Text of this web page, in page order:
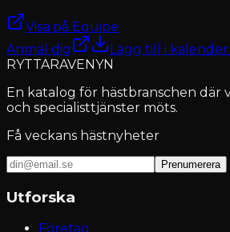
Visa på Equipe
Anmäl dig
Lägg till i kalender
RYTTARAVENYN
En katalog för hästbranschen där
och specialisttjänster möts.
Få veckans hästnyheter
Prenumerera
Utforska
Företag